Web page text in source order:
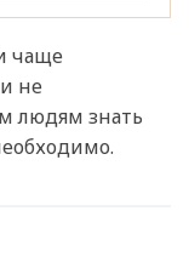
чаще
не
людям знать